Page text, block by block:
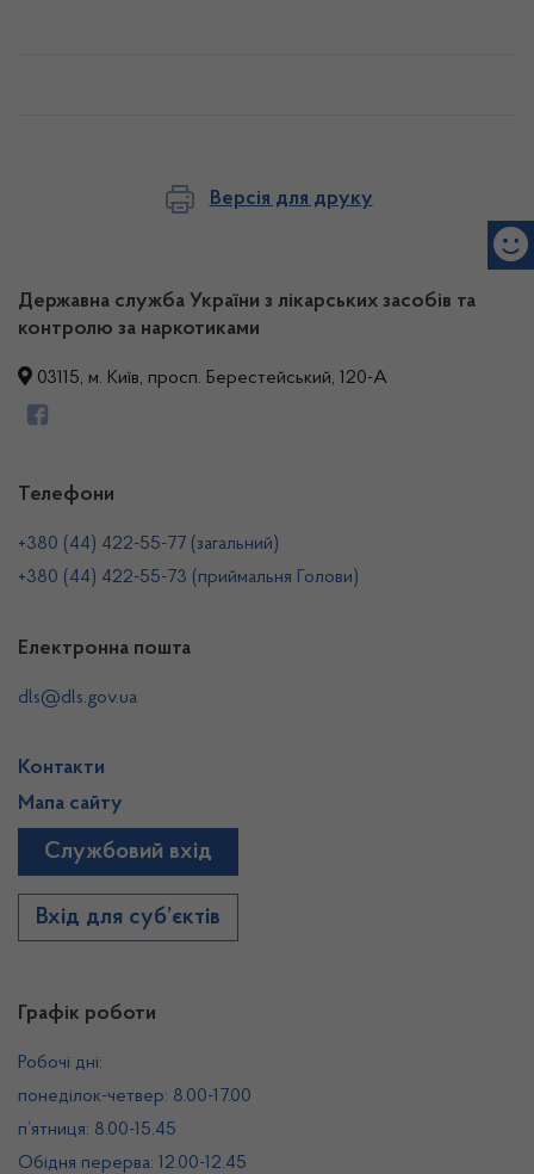
Версія для друку
Державна служба України з лікарських засобів та
контролю за наркотиками
03115, м. Київ, просп. Берестейський, 120-А
Графік роботи
Робочі дні:
понеділок-четвер: 8.00-17.00
п’ятниця: 8.00-15.45
Обідня перерва: 12.00-12.45
Телефони
+380 (44) 422-55-77 (загальний)
+380 (44) 422-55-73 (приймальня Голови)
Електронна пошта
dls@dls.gov.ua
Контакти
Мапа сайту
Службовий вхід
Вхід для суб’єктів